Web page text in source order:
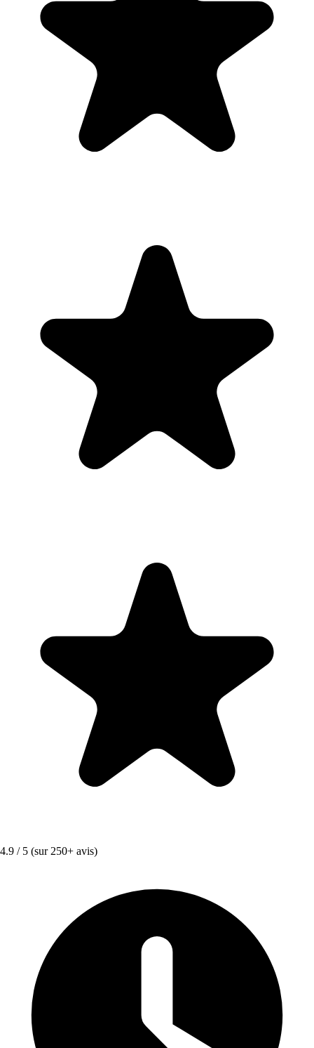
4.9 / 5 (sur 250+ avis)